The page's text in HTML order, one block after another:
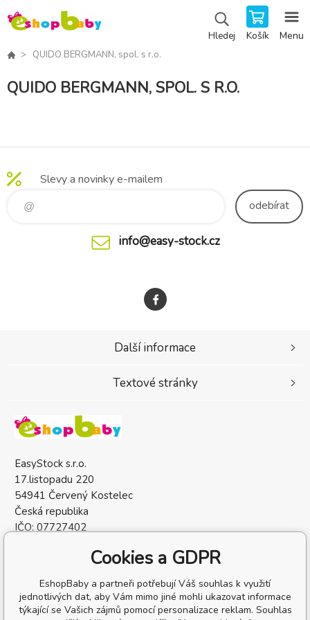
Hledej Košík Menu
QUIDO BERGMANN, spol. s r.o.
QUIDO BERGMANN, SPOL. S R.O.
Slevy a novinky e-mailem
odebírat
info@easy-stock.cz
EasyStock s.r.o.
17.listopadu 220
54941 Červený Kostelec
Česká republika
IČO: 07727402
Další informace
Textové stránky
Cookies a GDPR
EshopBaby a partneři potřebují Váš souhlas k využití
jednotlivých dat, aby Vám mimo jiné mohli ukazovat informace
týkající se Vašich zájmů pomocí personalizace reklam. Souhlas